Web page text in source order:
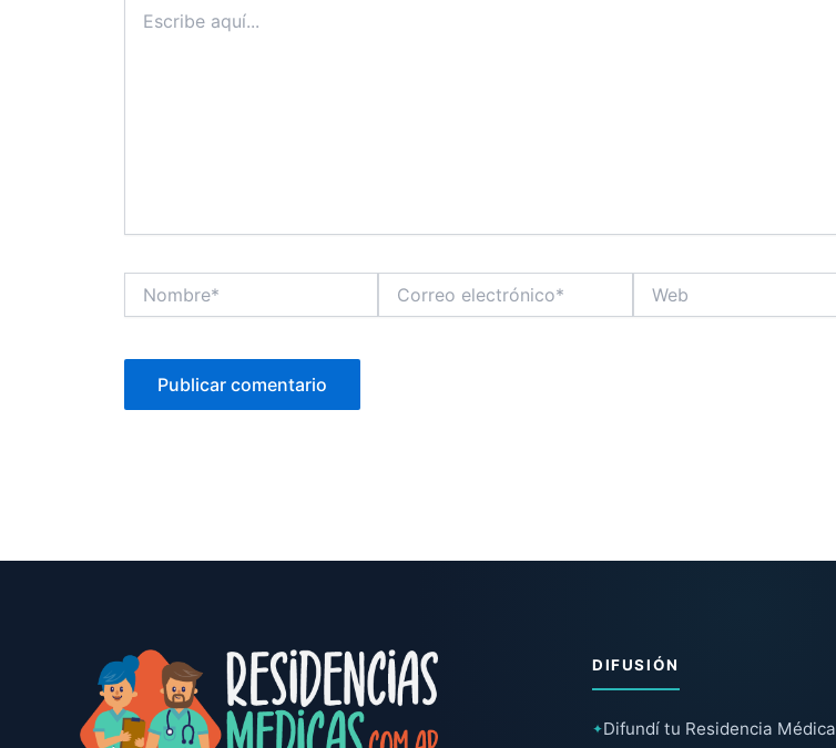
aquí...
electrónico*
DIFUSIÓN
✦Difundí tu Residencia Médica